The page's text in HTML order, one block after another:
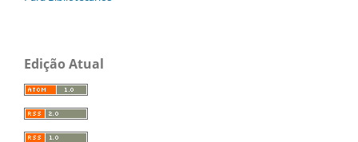
Edição Atual